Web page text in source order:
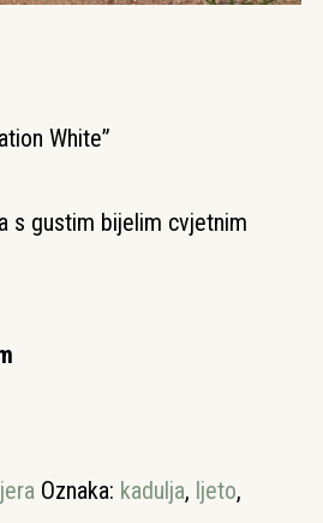
White”
s gustim bijelim cvjetnim
Oznaka: kadulja, ljeto,